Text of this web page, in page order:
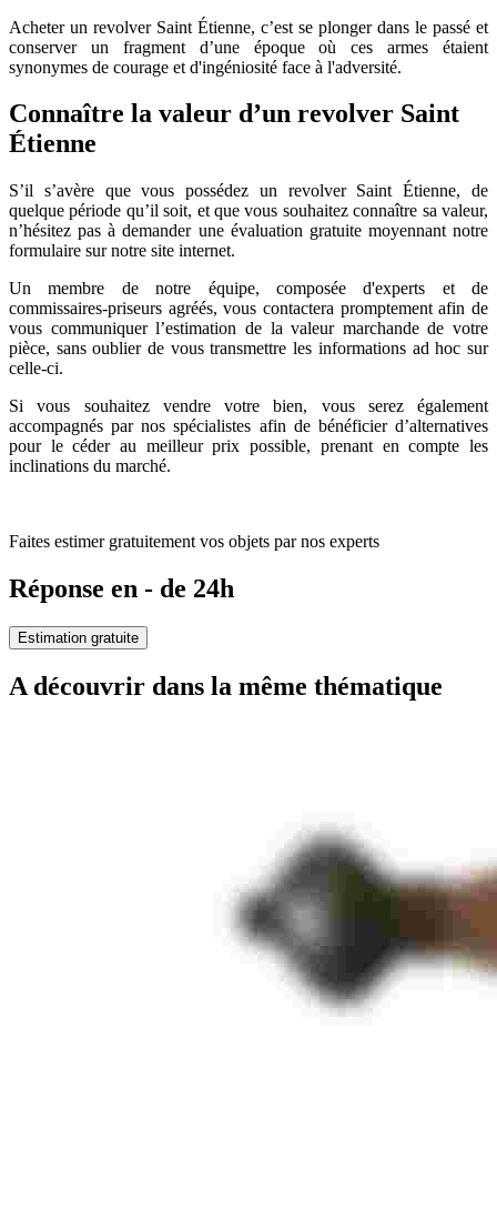
Acheter un revolver Saint Étienne, c’est se plonger dans le passé et
conserver un fragment d’une époque où ces armes étaient
synonymes de courage et d'ingéniosité face à l'adversité.
Connaître la valeur d’un revolver Saint
Étienne
S’il s’avère que vous possédez un revolver Saint Étienne, de
quelque période qu’il soit, et que vous souhaitez connaître sa valeur,
n’hésitez pas à demander une évaluation gratuite moyennant notre
formulaire sur notre site internet.
Un membre de notre équipe, composée d'experts et de
commissaires-priseurs agréés, vous contactera promptement afin de
vous communiquer l’estimation de la valeur marchande de votre
pièce, sans oublier de vous transmettre les informations ad hoc sur
celle-ci.
Si vous souhaitez vendre votre bien, vous serez également
accompagnés par nos spécialistes afin de bénéficier d’alternatives
pour le céder au meilleur prix possible, prenant en compte les
inclinations du marché.
Faites estimer gratuitement vos objets par nos experts
Réponse en - de 24h
Estimation gratuite
A découvrir dans la même thématique